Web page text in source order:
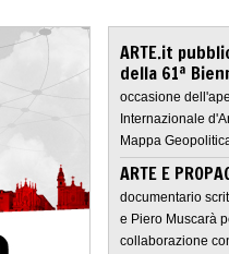
ARTE.it
della 61ª
occasione
Internazionale
Mappa
ARTE E
documentario
e Piero Muscarà
collaborazione